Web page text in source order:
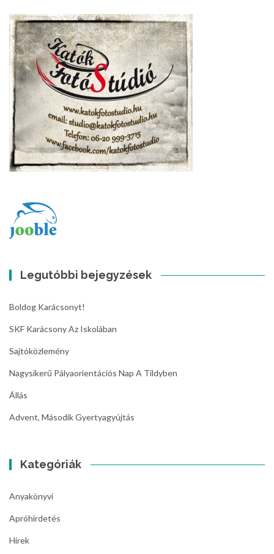
Legutóbbi bejegyzések
Boldog Karácsonyt!
SKF Karácsony Az Iskolában
Sajtóközlemény
Nagysikerű Pályaorientációs Nap A Tildyben
Állás
Advent, Második Gyertyagyújtás
Kategóriák
Anyakönyvi
Apróhirdetés
Hírek